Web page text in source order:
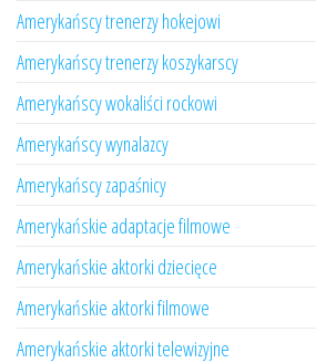
Amerykańscy trenerzy hokejowi
Amerykańscy trenerzy koszykarscy
Amerykańscy wokaliści rockowi
Amerykańscy wynalazcy
Amerykańscy zapaśnicy
Amerykańskie adaptacje filmowe
Amerykańskie aktorki dziecięce
Amerykańskie aktorki filmowe
Amerykańskie aktorki telewizyjne